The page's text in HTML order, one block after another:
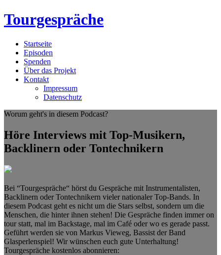
Tourgespräche
Startseite
Episoden
Spenden
Über das Projekt
Kontakt
Impressum
Datenschutz
Worum geht's in diesem Podcast?
Höre Interviews mit Top-Musikern,
Backlinern oder Tontechnikern
Bei “Tourgespräche“ hörst du Gespräche mit Instrumentalisten,
Backlinern oder Tontechnikern vieler nationaler Top-Bands. In
diesem Podcast geht es nicht um die Stars selbst, sondern um die
Menschen, die hinter ihnen stehen! Die Gespräche finden immer on
tour statt, mal im Backstage, mal im Café oder wo es gerade passt.
Geführt werden sie von Markus Vieweg, Bassist der Band
Glasperlenspiel! Wir wünschen euch gute Unterhaltung!
Tourgespräche kostenlos abonnieren: